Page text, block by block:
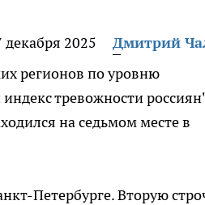
декабря 2025
Дмитрий
регионов по уровню
тревожности
на седьмом месте в
Петербурге. Вторую